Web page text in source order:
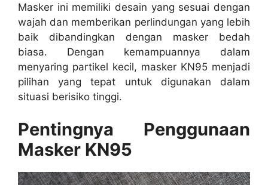
Masker ini memiliki desain yang sesuai dengan
wajah dan memberikan perlindungan yang lebih
baik dibandingkan dengan masker bedah
biasa. Dengan kemampuannya dalam
menyaring partikel kecil, masker KN95 menjadi
pilihan yang tepat untuk digunakan dalam
situasi berisiko tinggi.
Pentingnya Penggunaan
Masker KN95